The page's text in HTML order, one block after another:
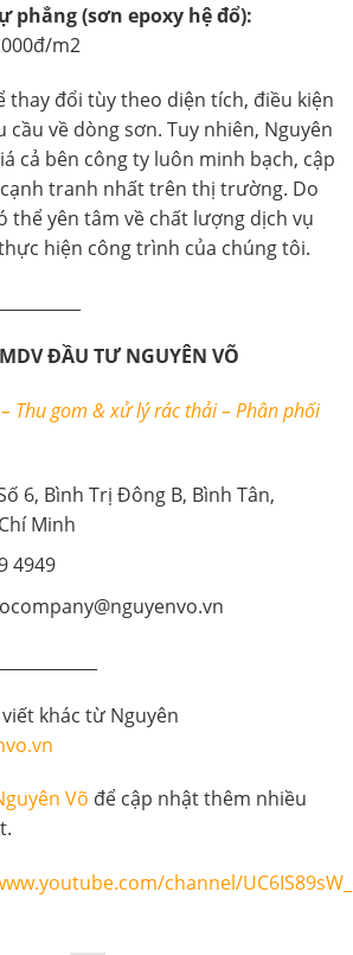
phẳng(sơn epoxy hệ đổ):
m2
thay đổi tùy theo diện tích, điều kiện
cầu về dòng sơn. Tuy nhiên, Nguyên
cả bên công ty luôn minh bạch, cập
tranh nhất trên thị trường. Do
thể yên tâm về chất lượng dịch vụ
hiện công trình của chúng tôi.
ĐẦU TƯ NGUYÊN VÕ
Thu gom & xử lý rác thải – Phân phối
6, Bình Trị Đông B, Bình Tân,
Minh
4949
khác từ Nguyên
Võ để cập nhật thêm nhiều
channel/